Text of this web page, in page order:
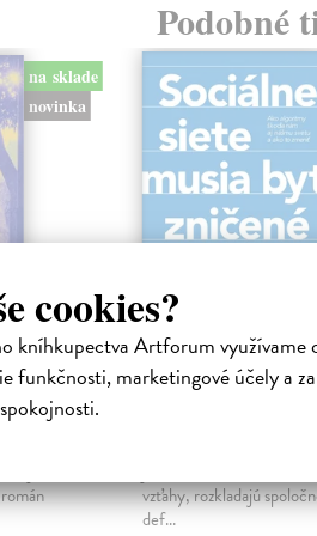
cookies?
kníhkupectva Artforum využívame
funkčnosti, marketingové účely a
Podobné
na sklade
novinka
Sociálne siete
byť zničené
vzťahy, rozkladajú
def...